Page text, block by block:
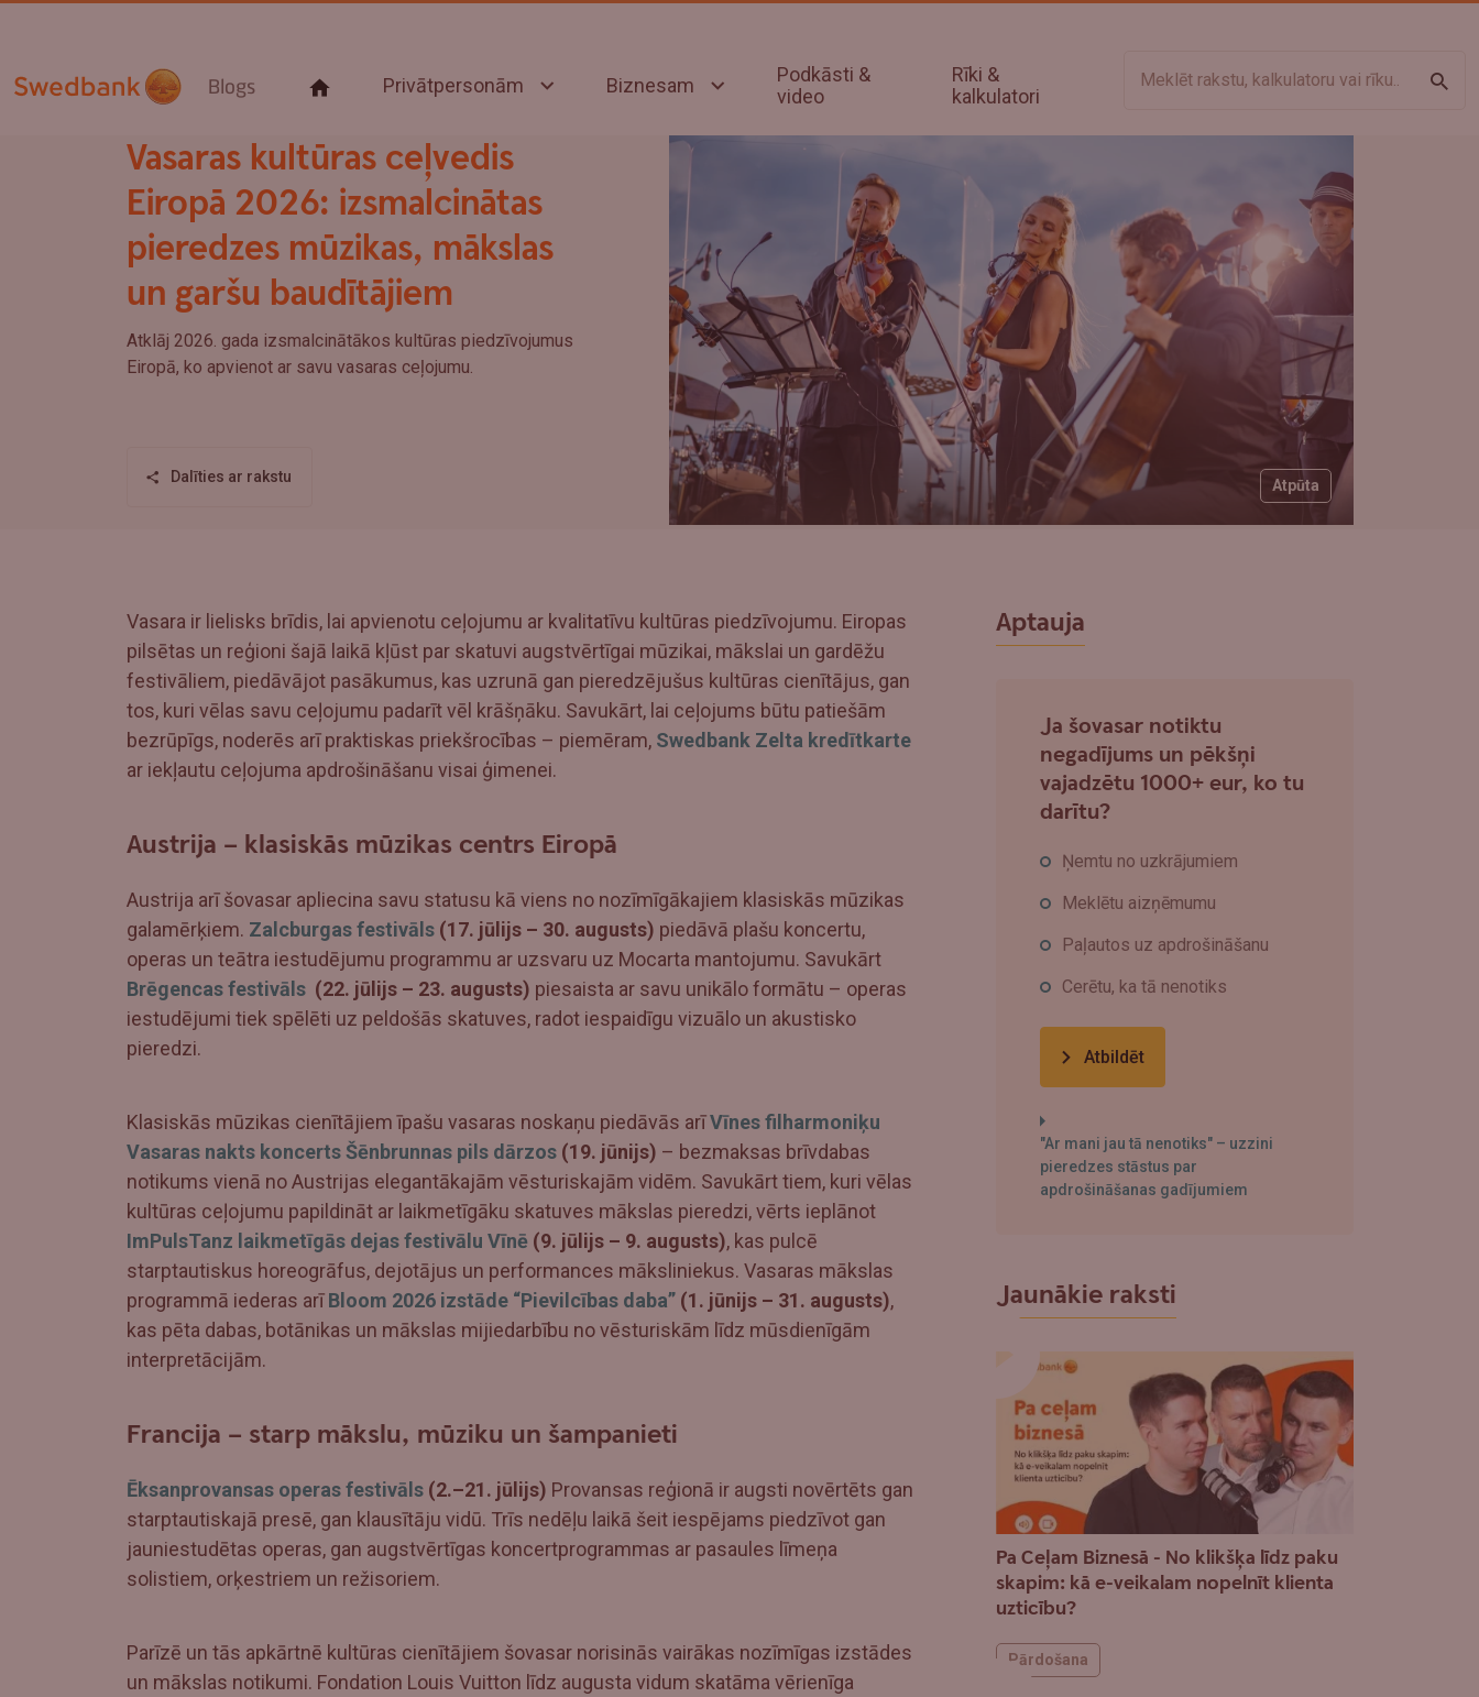
Blogs Privātpersonām Biznesam
Podkāsti &
video
Rīki &
kalkulatori
Atpūta
Vasaras kultūras ceļvedis
Eiropā 2026: izsmalcinātas
pieredzes mūzikas, mākslas
un garšu baudītājiem
Atklāj 2026. gada izsmalcinātākos kultūras piedzīvojumus
Eiropā, ko apvienot ar savu vasaras ceļojumu.
Dalīties ar rakstu
Vasara ir lielisks brīdis, lai apvienotu ceļojumu ar kvalitatīvu kultūras piedzīvojumu. Eiropas
pilsētas un reģioni šajā laikā kļūst par skatuvi augstvērtīgai mūzikai, mākslai un gardēžu
festivāliem, piedāvājot pasākumus, kas uzrunā gan pieredzējušus kultūras cienītājus, gan
tos, kuri vēlas savu ceļojumu padarīt vēl krāšņāku. Savukārt, lai ceļojums būtu patiešām
bezrūpīgs, noderēs arī praktiskas priekšrocības – piemēram, Swedbank Zelta kredītkarte
ar iekļautu ceļojuma apdrošināšanu visai ģimenei.
Austrija – klasiskās mūzikas centrs Eiropā
Austrija arī šovasar apliecina savu statusu kā viens no nozīmīgākajiem klasiskās mūzikas
galamērķiem. Zalcburgas festivāls (17. jūlijs – 30. augusts) piedāvā plašu koncertu,
operas un teātra iestudējumu programmu ar uzsvaru uz Mocarta mantojumu. Savukārt
Brēgencas festivāls (22. jūlijs – 23. augusts) piesaista ar savu unikālo formātu – operas
iestudējumi tiek spēlēti uz peldošās skatuves, radot iespaidīgu vizuālo un akustisko
pieredzi.
Klasiskās mūzikas cienītājiem īpašu vasaras noskaņu piedāvās arīVīnes filharmoniķu
Vasaras nakts koncerts Šēnbrunnas pils dārzos(19. jūnijs) – bezmaksas brīvdabas
notikums vienā no Austrijas elegantākajām vēsturiskajām vidēm. Savukārt tiem, kuri vēlas
kultūras ceļojumu papildināt ar laikmetīgāku skatuves mākslas pieredzi, vērts ieplānot
ImPulsTanz laikmetīgās dejas festivālu Vīnē(9. jūlijs – 9. augusts), kas pulcē
starptautiskus horeogrāfus, dejotājus un performances māksliniekus. Vasaras mākslas
programmā iederas arīBloom 2026 izstāde “Pievilcības daba” (1. jūnijs – 31. augusts),
kas pēta dabas, botānikas un mākslas mijiedarbību no vēsturiskām līdz mūsdienīgām
interpretācijām.
Francija – starp mākslu, mūziku un šampanieti
Ēksanprovansas operas festivāls (2.–21. jūlijs) Provansas reģionā ir augsti novērtēts gan
starptautiskajā presē, gan klausītāju vidū. Trīs nedēļu laikā šeit iespējams piedzīvot gan
jauniestudētas operas, gan augstvērtīgas koncertprogrammas ar pasaules līmeņa
solistiem, orķestriem un režisoriem.
Parīzē un tās apkārtnē kultūras cienītājiem šovasar norisinās vairākas nozīmīgas izstādes
un mākslas notikumi. Fondation Louis Vuitton līdz augusta vidum skatāma vērienīga
Aptauja
Ja šovasar notiktu
negadījums un pēkšņi
vajadzētu 1000+ eur, ko tu
darītu?
Ņemtu no uzkrājumiem
Meklētu aizņēmumu
Paļautos uz apdrošināšanu
Cerētu, ka tā nenotiks
Atbildēt
"Ar mani jau tā nenotiks" – uzzini
pieredzes stāstus par
apdrošināšanas gadījumiem
Jaunākie raksti
Pa Ceļam Biznesā - No klikšķa līdz paku
skapim: kā e-veikalam nopelnīt klienta
uzticību?
Pārdošana